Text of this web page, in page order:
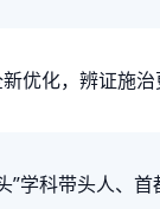
优化，辨证施
”学科带头人、